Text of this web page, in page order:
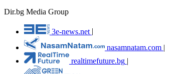
Dir.bg Media Group
3e-news.net
nasamnatam.com |
realtimefuture.bg |